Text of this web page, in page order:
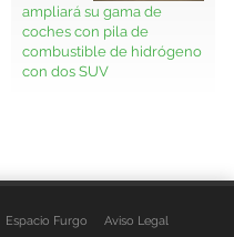
ampliará su gama de
coches con pila de
combustible de hidrógeno
con dos SUV
Espacio Furgo Aviso Legal